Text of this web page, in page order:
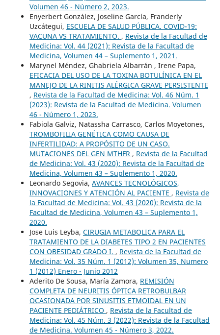
Volumen 46 - Número 2, 2023.
Enyerbert González, Joseline García, Franderly
Uzcátegui, ESCUELA DE SALUD PÚBLICA. COVID-19:
VACUNA VS TRATAMIENTO. , Revista de la Facultad de
Medicina: Vol. 44 (2021): Revista de la Facultad de
Medicina, Volumen 44 – Suplemento 1, 2021.
Marynel Méndez, Ghabriela Albarrán , Irene Papa,
EFICACIA DEL USO DE LA TOXINA BOTULÍNICA EN EL
MANEJO DE LA RINITIS ALÉRGICA GRAVE PERSISTENTE
, Revista de la Facultad de Medicina: Vol. 46 Núm. 1
(2023): Revista de la Facultad de Medicina. Volumen
46 - Número 1, 2023.
Fabiola Galviz, Natassha Carrasco, Carlos Moyetones,
TROMBOFILIA GENÉTICA COMO CAUSA DE
INFERTILIDAD: A PROPÓSITO DE UN CASO.
MUTACIONES DEL GEN MTHFR , Revista de la Facultad
de Medicina: Vol. 43 (2020): Revista de la Facultad de
Medicina, Volumen 43 – Suplemento 1, 2020.
Leonardo Segovia, AVANCES TECNOLÓGICOS,
INNOVACIONES Y ATENCIÓN AL PACIENTE , Revista de
la Facultad de Medicina: Vol. 43 (2020): Revista de la
Facultad de Medicina, Volumen 43 – Suplemento 1,
2020.
Jose Luis Leyba, CIRUGIA METABOLICA PARA EL
TRATAMIENTO DE LA DIABETES TIPO 2 EN PACIENTES
CON OBESIDAD GRADO I. , Revista de la Facultad de
Medicina: Vol. 35 Núm. 1 (2012): Volumen 35, Numero
1 (2012) Enero - Junio 2012
Aderito De Sousa, María Zamora, REMISIÓN
COMPLETA DE NEURITIS ÓPTICA RETROBULBAR
OCASIONADA POR SINUSITIS ETMOIDAL EN UN
PACIENTE PEDIÁTRICO , Revista de la Facultad de
Medicina: Vol. 45 Núm. 3 (2022): Revista de la Facultad
de Medicina. Volumen 45 - Número 3, 2022.